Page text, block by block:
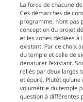
La force de chacune
Ces démarches de
programme, n’ont
conception du projet
et les zones dédiées à
existant. Par ce choix
du temple et celle de
dénaturer l’existant.
reliés par deux larges
et épuré. Plutôt
volumétrie du temple
question à différentes